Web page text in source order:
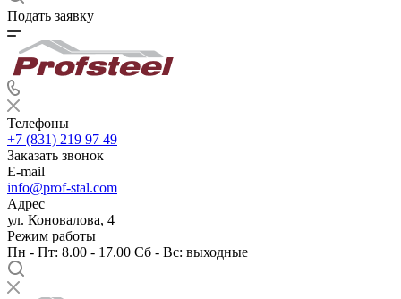
Подать заявку
Телефоны
+7 (831) 219 97 49
Заказать звонок
E-mail
info@prof-stal.com
Адрес
ул. Коновалова, 4
Режим работы
Пн - Пт: 8.00 - 17.00 Сб - Вс: выходные